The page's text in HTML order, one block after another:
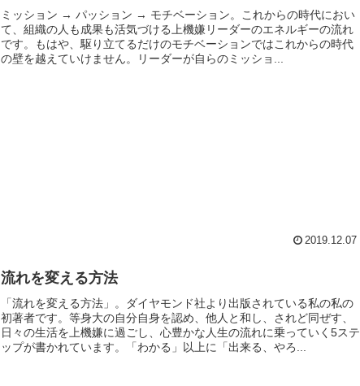
ミッション → パッション → モチベーション。これからの時代におい
て、組織の人も成果も活気づける上機嫌リーダーのエネルギーの流れ
です。もはや、駆り立てるだけのモチベーションではこれからの時代
の壁を越えていけません。リーダーが自らのミッショ...
2019.12.07
流れを変える方法
「流れを変える方法」。ダイヤモンド社より出版されている私の私の
初著者です。等身大の自分自身を認め、他人と和し、されど同ぜす、
日々の生活を上機嫌に過ごし、心豊かな人生の流れに乗っていく5ステ
ップが書かれています。「わかる」以上に「出来る、やろ...